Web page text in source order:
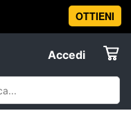
OTTIENI
Accedi